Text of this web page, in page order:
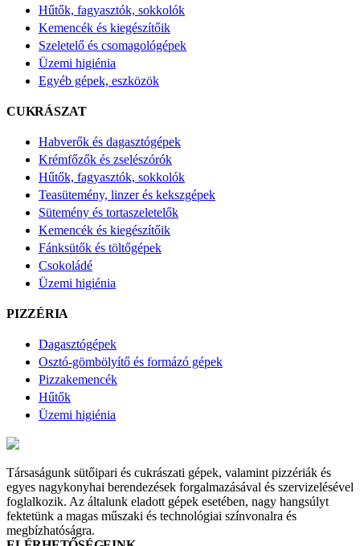
Hűtők, fagyasztók, sokkolók
Kemencék és kiegészítőik
Szeletelő és csomagológépek
Üzemi higiénia
Egyéb gépek, eszközök
CUKRÁSZAT
Habverők és dagasztógépek
Krémfőzők és zselészórók
Hűtők, fagyasztók, sokkolók
Teasütemény, linzer és kekszgépek
Sütemény és tortaszeletelők
Kemencék és kiegészítőik
Fánksütők és töltőgépek
Csokoládé
Üzemi higiénia
PIZZÉRIA
Dagasztógépek
Osztó-gömbölyítő és formázó gépek
Pizzakemencék
Hűtők
Üzemi higiénia
Társaságunk sütőipari és cukrászati gépek, valamint pizzériák és
egyes nagykonyhai berendezések forgalmazásával és szervizelésével
foglalkozik. Az általunk eladott gépek esetében, nagy hangsúlyt
fektetünk a magas műszaki és technológiai színvonalra és
megbízhatóságra.